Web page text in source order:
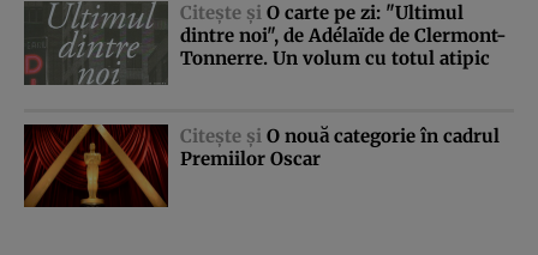
Citeşte şi O carte pe zi: "Ultimul
dintre noi", de Adélaïde de Clermont-
Tonnerre. Un volum cu totul atipic
Citeşte şi O nouă categorie în cadrul
Premiilor Oscar